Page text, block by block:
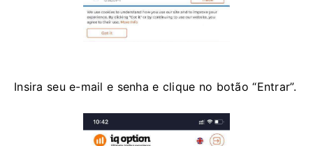
Insira seu e-mail e senha e clique no botão “Entrar”.